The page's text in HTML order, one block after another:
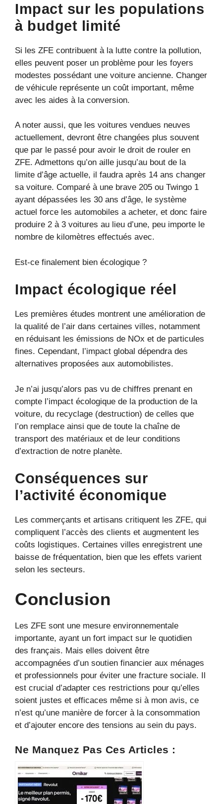
Impact sur les populations
à budget limité
Si les ZFE contribuent à la lutte contre la pollution,
elles peuvent poser un problème pour les foyers
modestes possédant une voiture ancienne. Changer
de véhicule représente un coût important, même
avec les aides à la conversion.
A noter aussi, que les voitures vendues neuves
actuellement, devront être changées plus souvent
que par le passé pour avoir le droit de rouler en
ZFE. Admettons qu’on aille jusqu’au bout de la
limite d’âge actuelle, il faudra après 14 ans changer
sa voiture. Comparé à une brave 205 ou Twingo 1
ayant dépassées les 30 ans d’âge, le système
actuel force les automobiles a acheter, et donc faire
produire 2 à 3 voitures au lieu d’une, peu importe le
nombre de kilomètres effectués avec.
Est-ce finalement bien écologique ?
Impact écologique réel
Les premières études montrent une amélioration de
la qualité de l’air dans certaines villes, notamment
en réduisant les émissions de NOx et de particules
fines. Cependant, l’impact global dépendra des
alternatives proposées aux automobilistes.
Je n’ai jusqu’alors pas vu de chiffres prenant en
compte l’impact écologique de la production de la
voiture, du recyclage (destruction) de celles que
l’on remplace ainsi que de toute la chaîne de
transport des matériaux et de leur conditions
d’extraction de notre planète.
Conséquences sur
l’activité économique
Les commerçants et artisans critiquent les ZFE, qui
compliquent l’accès des clients et augmentent les
coûts logistiques. Certaines villes enregistrent une
baisse de fréquentation, bien que les effets varient
selon les secteurs.
Conclusion
Les ZFE sont une mesure environnementale
importante, ayant un fort impact sur le quotidien
des français. Mais elles doivent être
accompagnées d’un soutien financier aux ménages
et professionnels pour éviter une fracture sociale. Il
est crucial d’adapter ces restrictions pour qu’elles
soient justes et efficaces même si à mon avis, ce
n’est qu’une manière de forcer à la consommation
et d’ajouter encore des tensions au sein du pays.
Ne Manquez Pas Ces Articles :